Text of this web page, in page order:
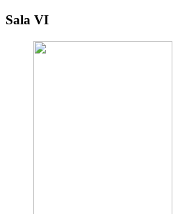
Sala VI